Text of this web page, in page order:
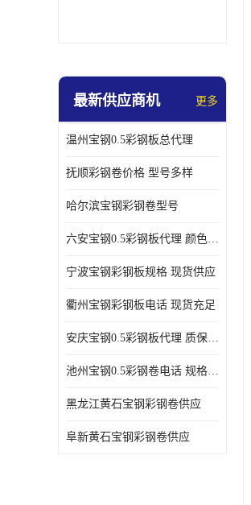
最新供应商机 更多
温州宝钢0.5彩钢板总代理
抚顺彩钢卷价格 型号多样
哈尔滨宝钢彩钢卷型号
六安宝钢0.5彩钢板代理 颜色定制
宁波宝钢彩钢板规格 现货供应
衢州宝钢彩钢板电话 现货充足
安庆宝钢0.5彩钢板代理 质保十年起
池州宝钢0.5彩钢卷电话 规格多样
黑龙江黄石宝钢彩钢卷供应
阜新黄石宝钢彩钢卷供应